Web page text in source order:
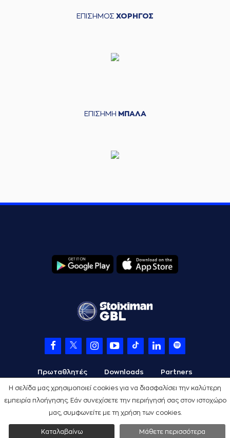
Η σελίδα μας χρησιμοποιεί cookies για να διασφαλίσει την καλύτερη
εμπειρία πλοήγησης. Εάν συνεχίσετε την περιήγησή σας στον ιστοχώρο
μας, συμφωνείτε με τη χρήση των cookies.
Καταλαβαίνω Μάθετε περισσότερα
ΕΠΙΣΗΜΟΣ ΧΟΡΗΓΟΣ
ΕΠΙΣΗΜΗ ΜΠΑΛΑ
Πρωταθλητές Downloads Partners